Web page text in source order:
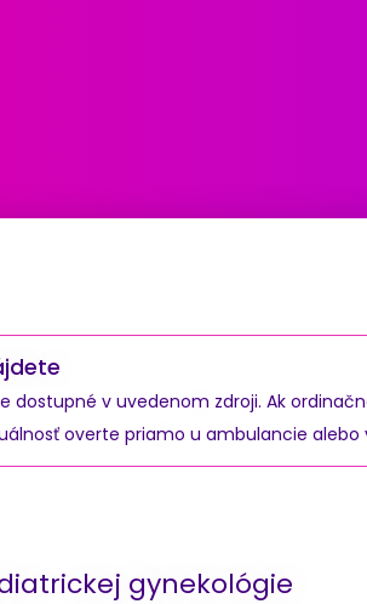
dostupné v uvedenom zdroji. Ak
overte priamo u ambulancie alebo
gynekológie